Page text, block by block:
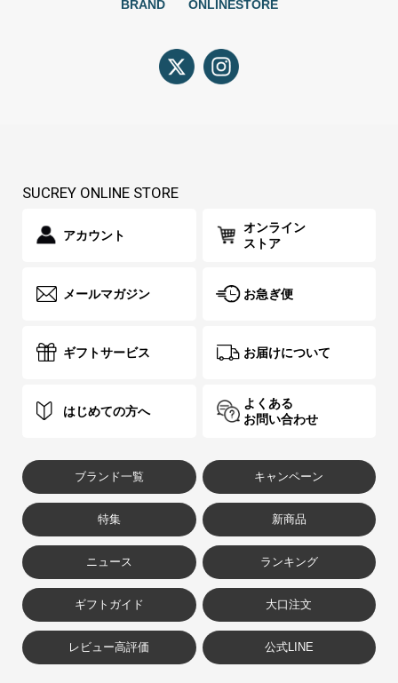
BRAND ONLINESTORE
SUCREY ONLINE STORE
アカウント
オンライン
ストア
メールマガジン お急ぎ便
ギフトサービス お届けについて
はじめての方へ
よくある
お問い合わせ
ブランド一覧 キャンペーン
特集 新商品
ニュース ランキング
ギフトガイド 大口注文
レビュー高評価 公式LINE